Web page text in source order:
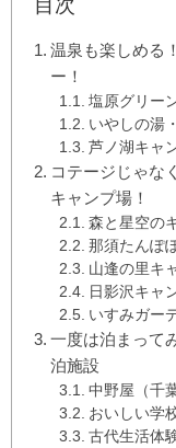
目次
温泉も楽しめる
ー！
塩原グリー
いやしの湯
芦ノ湖キャ
コテージじゃな
キャンプ場！
森と星空の
那須たんぽ
山逢の里キ
日影沢キャ
いすみガー
一度は泊まって
泊施設
中野屋（千
おいしい学
古代生活体